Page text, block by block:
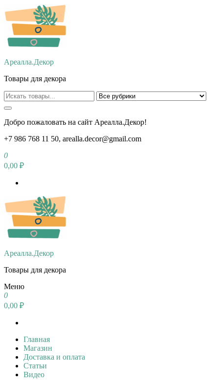
Перейти
к
содержимому
Ареалла.Декор
Товары для декора
Добро пожаловать на сайт Ареалла.Декор!
+7 986 768 11 50, arealla.decor@gmail.com
0
0,00 ₽
Ареалла.Декор
Товары для декора
Меню
0
0,00 ₽
Главная
Магазин
Доставка и оплата
Статьи
Видео